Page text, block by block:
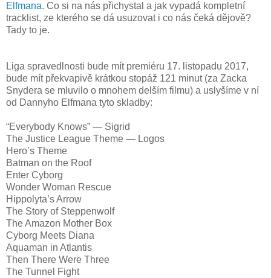
Elfmana. Co si na nás přichystal a jak vypadá kompletní
tracklist, ze kterého se dá usuzovat i co nás čeká dějově?
Tady to je.
Liga spravedlnosti bude mít premiéru 17. listopadu 2017,
bude mít překvapivě krátkou stopáž 121 minut (za Zacka
Snydera se mluvilo o mnohem delším filmu) a uslyšíme v ní
od Dannyho Elfmana tyto skladby:
“Everybody Knows” — Sigrid
The Justice League Theme — Logos
Hero’s Theme
Batman on the Roof
Enter Cyborg
Wonder Woman Rescue
Hippolyta’s Arrow
The Story of Steppenwolf
The Amazon Mother Box
Cyborg Meets Diana
Aquaman in Atlantis
Then There Were Three
The Tunnel Fight